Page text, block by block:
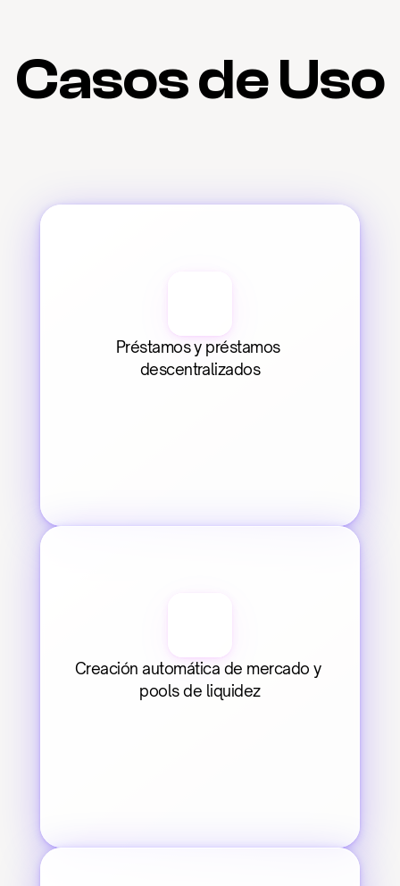
Casos de Uso
Préstamos y préstamos
descentralizados
Creación automática de mercado y
pools de liquidez